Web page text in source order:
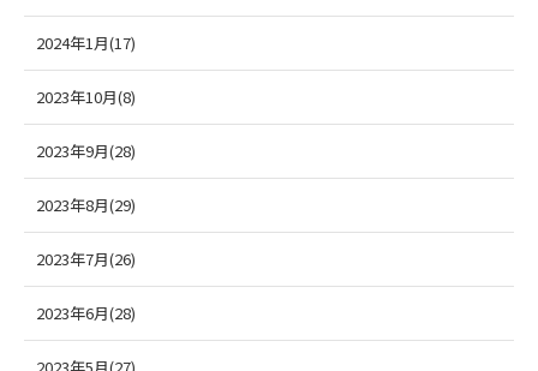
2024年1月(17)
2023年10月(8)
2023年9月(28)
2023年8月(29)
2023年7月(26)
2023年6月(28)
2023年5月(27)